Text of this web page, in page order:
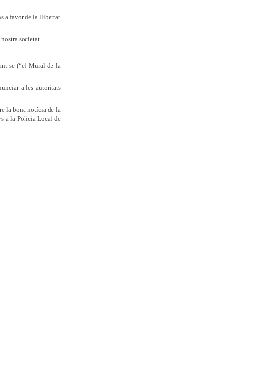
a favor de la llibertat
societat
se (“el Mural de la
a les autoritats
la bona notícia de la
a la Policia Local de